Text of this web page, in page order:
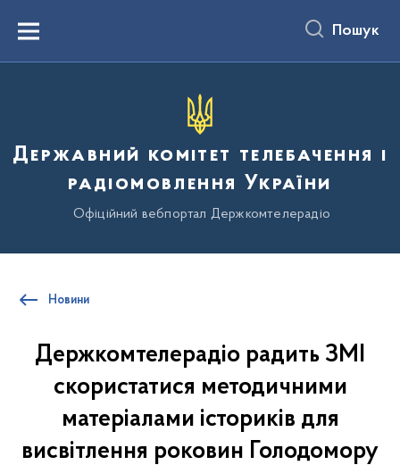
вмістуMenu Пошук
Державний комітет телебачення і
радіомовлення України
Офіційний вебпортал Держкомтелерадіо
Новини
Держкомтелерадіо радить ЗМІ
скористатися методичними
матеріалами істориків для
висвітлення роковин Голодомору